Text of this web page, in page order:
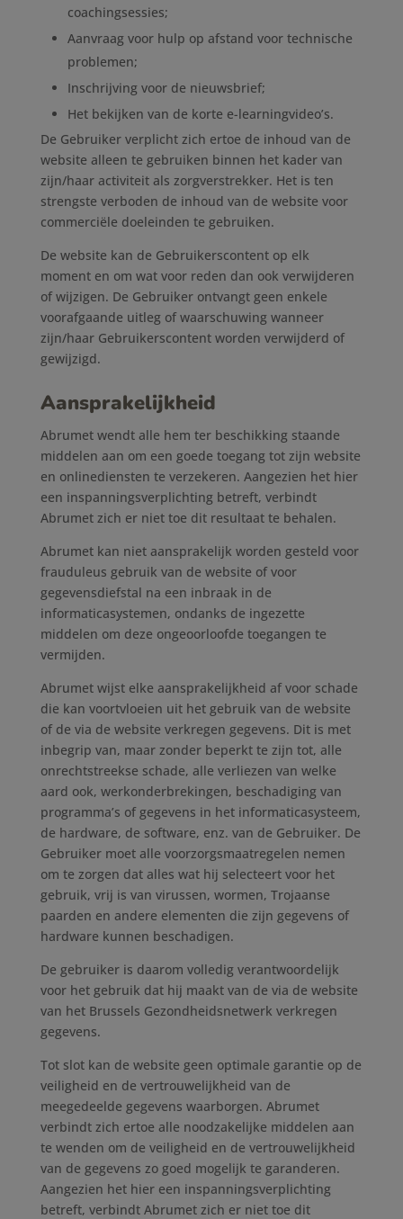
coachingsessies;
Aanvraag voor hulp op afstand voor technische
problemen;
Inschrijving voor de nieuwsbrief;
Het bekijken van de korte e-learningvideo’s.
De Gebruiker verplicht zich ertoe de inhoud van de
website alleen te gebruiken binnen het kader van
zijn/haar activiteit als zorgverstrekker. Het is ten
strengste verboden de inhoud van de website voor
commerciële doeleinden te gebruiken.
De website kan de Gebruikerscontent op elk
moment en om wat voor reden dan ook verwijderen
of wijzigen. De Gebruiker ontvangt geen enkele
voorafgaande uitleg of waarschuwing wanneer
zijn/haar Gebruikerscontent worden verwijderd of
gewijzigd.
Aansprakelijkheid
Abrumet wendt alle hem ter beschikking staande
middelen aan om een goede toegang tot zijn website
en onlinediensten te verzekeren. Aangezien het hier
een inspanningsverplichting betreft, verbindt
Abrumet zich er niet toe dit resultaat te behalen.
Abrumet kan niet aansprakelijk worden gesteld voor
frauduleus gebruik van de website of voor
gegevensdiefstal na een inbraak in de
informaticasystemen, ondanks de ingezette
middelen om deze ongeoorloofde toegangen te
vermijden.
Abrumet wijst elke aansprakelijkheid af voor schade
die kan voortvloeien uit het gebruik van de website
of de via de website verkregen gegevens. Dit is met
inbegrip van, maar zonder beperkt te zijn tot, alle
onrechtstreekse schade, alle verliezen van welke
aard ook, werkonderbrekingen, beschadiging van
programma’s of gegevens in het informaticasysteem,
de hardware, de software, enz. van de Gebruiker. De
Gebruiker moet alle voorzorgsmaatregelen nemen
om te zorgen dat alles wat hij selecteert voor het
gebruik, vrij is van virussen, wormen, Trojaanse
paarden en andere elementen die zijn gegevens of
hardware kunnen beschadigen.
De gebruiker is daarom volledig verantwoordelijk
voor het gebruik dat hij maakt van de via de website
van het Brussels Gezondheidsnetwerk verkregen
gegevens.
Tot slot kan de website geen optimale garantie op de
veiligheid en de vertrouwelijkheid van de
meegedeelde gegevens waarborgen. Abrumet
verbindt zich ertoe alle noodzakelijke middelen aan
te wenden om de veiligheid en de vertrouwelijkheid
van de gegevens zo goed mogelijk te garanderen.
Aangezien het hier een inspanningsverplichting
betreft, verbindt Abrumet zich er niet toe dit